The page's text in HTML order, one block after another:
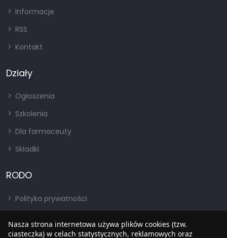
Informacje
RSS
Kontakt
Działy
Ogłoszenia
Szkolenia
Dla farmaceuty
Składki
RODO
Polityka prywatności
RODO
Nasza strona internetowa używa plików cookies (tzw.
ciasteczka) w celach statystycznych, reklamowych oraz